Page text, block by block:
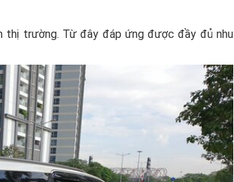
thị trường. Từ đây đáp ứng được đầy đủ nhu